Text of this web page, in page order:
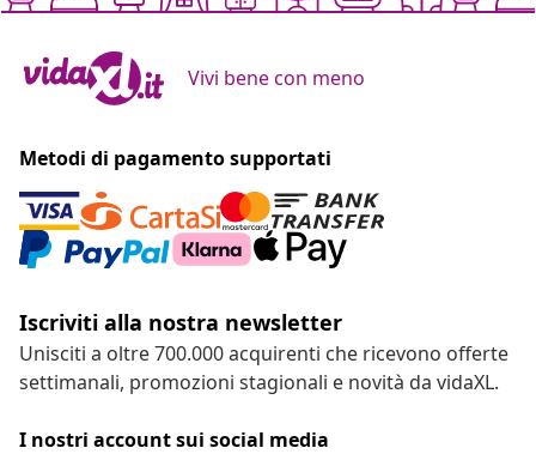
Vivi bene con meno
Metodi di pagamento supportati
Iscriviti alla nostra newsletter
Unisciti a oltre 700.000 acquirenti che ricevono offerte
settimanali, promozioni stagionali e novità da vidaXL.
I nostri account sui social media